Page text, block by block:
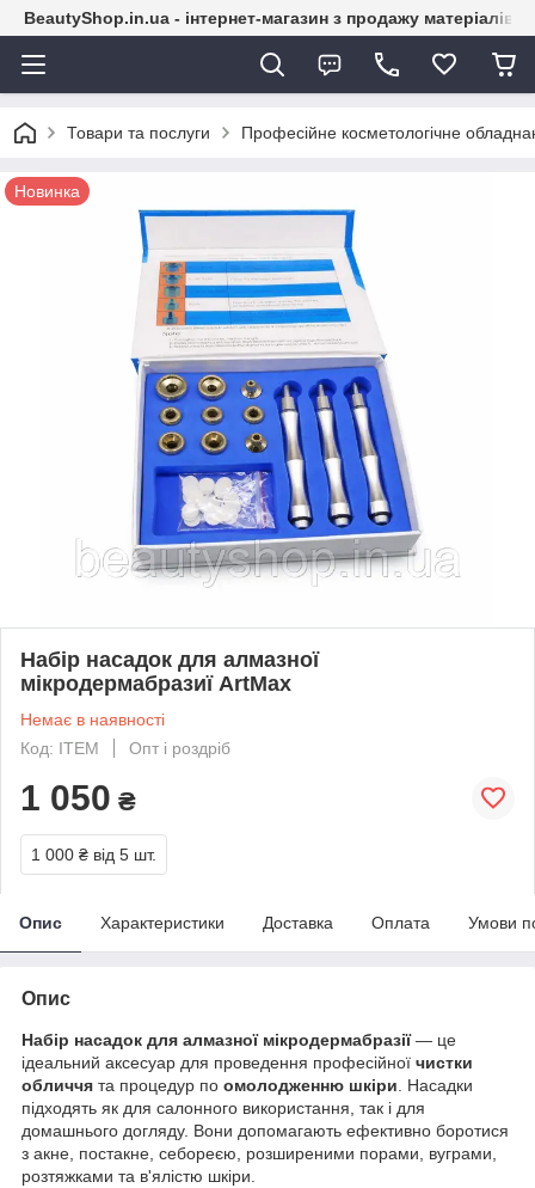
BeautyShop.in.ua - інтернет-магазин з продажу матеріалів
Товари та послуги Професійне косметологічне
Новинка
Набір насадок для алмазної
мікродермабразиї ArtMax
Немає в наявності
Код: ITEM
Опт і роздріб
1 050 ₴
1 000 ₴ від 5 шт.
Опис Характеристики Доставка Оплата Умови
Опис
Набір насадок для алмазної мікродермабразії— це
ідеальний аксесуар для проведення професійної чистки
обличчя та процедур по омолодженню шкіри . Насадки
підходять як для салонного використання, так і для
домашнього догляду. Вони допомагають ефективно боротися
з акне, постакне, себореєю, розширеними порами, вуграми,
розтяжками та в'ялістю шкіри.